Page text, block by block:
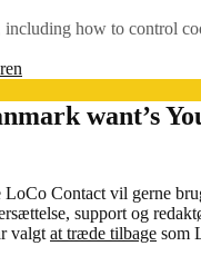
how to control
want’s
Contact vil gerne
support og
valgt at træde tilbage som